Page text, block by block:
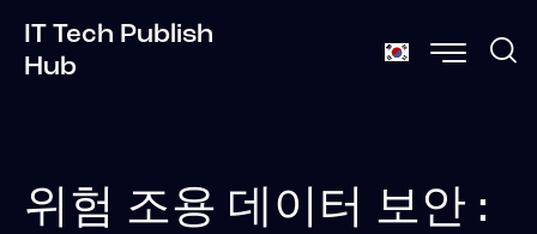
IT Tech Publish
Hub
위험 조용 데이터 보안 :